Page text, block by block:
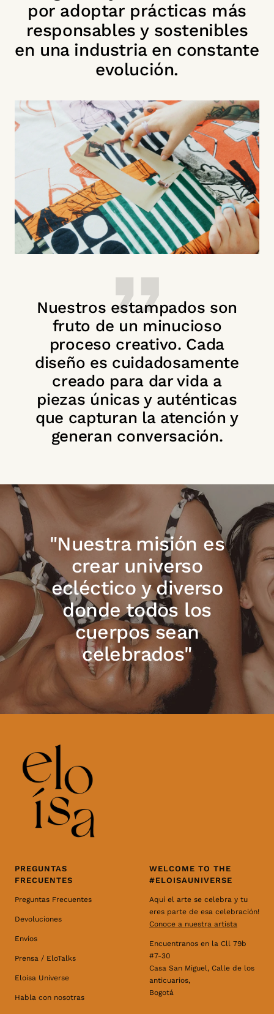
por adoptar prácticas más
responsables y sostenibles
en una industria en constante
evolución.
Nuestros estampados son
fruto de un minucioso
proceso creativo. Cada
diseño es cuidadosamente
creado para dar vida a
piezas únicas y auténticas
que capturan la atención y
generan conversación.
"Nuestra misión es
crear universo
ecléctico y diverso
donde todos los
cuerpos sean
celebrados"
PREGUNTAS
FRECUENTES
Preguntas Frecuentes
Devoluciones
Envíos
Prensa / EloTalks
Eloisa Universe
Habla con nosotras
WELCOME TO THE
#ELOISAUNIVERSE
Aquí el arte se celebra y tu
eres parte de esa celebración!
Conoce a nuestra artista
Encuentranos en la Cll 79b
#7-30
Casa San Miguel, Calle de los
anticuarios,
Bogotá